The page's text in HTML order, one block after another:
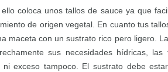
coloca unos tallos de sauce ya que
de origen vegetal. En cuanto tus
maceta con un sustrato rico pero ligero.
sus necesidades hídricas,
exceso tampoco. El sustrato debe